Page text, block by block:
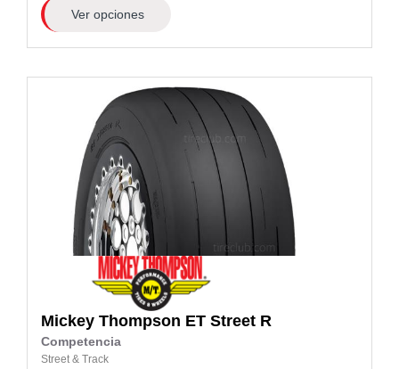
Ver opciones
Mickey Thompson ET Street R
Competencia
Street & Track